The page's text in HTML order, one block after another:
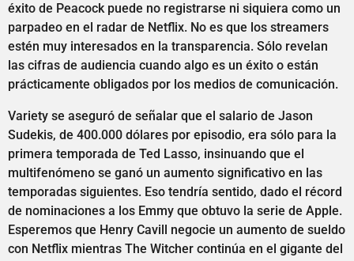
éxito de Peacock puede no registrarse ni siquiera como un
parpadeo en el radar de Netflix. No es que los streamers
estén muy interesados en la transparencia. Sólo revelan
las cifras de audiencia cuando algo es un éxito o están
prácticamente obligados por los medios de comunicación.
Variety se aseguró de señalar que el salario de Jason
Sudekis, de 400.000 dólares por episodio, era sólo para la
primera temporada de Ted Lasso, insinuando que el
multifenómeno se ganó un aumento significativo en las
temporadas siguientes. Eso tendría sentido, dado el récord
de nominaciones a los Emmy que obtuvo la serie de Apple.
Esperemos que Henry Cavill negocie un aumento de sueldo
con Netflix mientras The Witcher continúa en el gigante del